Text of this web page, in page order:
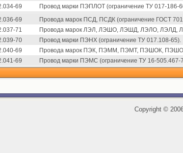
69
Провод марки ПЭПЛОТ (ограничение ТУ 017-186-
69
Провода марок ПСД, ПСДК (ограничение ГОСТ
71
Провода марок ЛЭЛ, ЛЭШО, ЛЭШД, ЛЭЛО, ЛЭЛД,
70
Провод марки ПЭНХ (ограничение ТУ 017.108-65).
69
Провода марок ПЭК, ПЭММ, ПЭМТ, ПЭШОК,
69
Провод марки ПЭМС (ограничение ТУ 16-505.467-
Copyright ©